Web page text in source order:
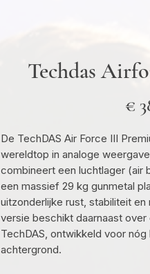
Techdas
€
De TechDAS Air Force III
wereldtop in analoge
combineert een luchtlager (air
een massief 29 kg gunmetal
uitzonderlijke rust, stabiliteit
versie beschikt daarnaast
TechDAS, ontwikkeld voor
achtergrond.